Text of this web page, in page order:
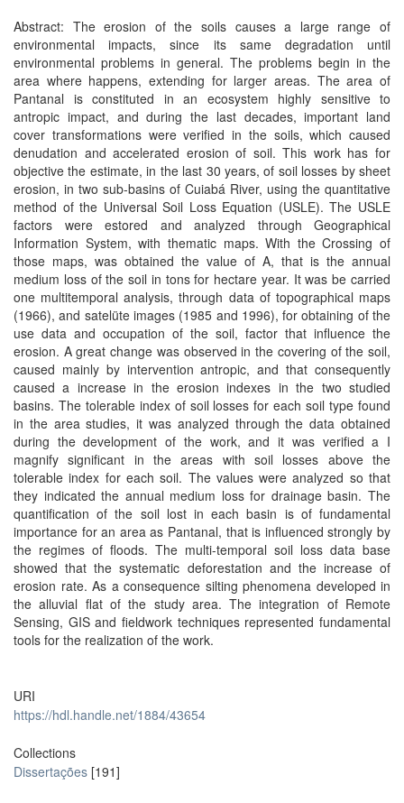
Abstract: The erosion of the soils causes a large range of
environmental impacts, since its same degradation until
environmental problems in general. The problems begin in the
area where happens, extending for larger areas. The area of
Pantanal is constituted in an ecosystem highly sensitive to
antropic impact, and during the last decades, important land
cover transformations were verified in the soils, which caused
denudation and accelerated erosion of soil. This work has for
objective the estimate, in the last 30 years, of soil losses by sheet
erosion, in two sub-basins of Cuiabá River, using the quantitative
method of the Universal Soil Loss Equation (USLE). The USLE
factors were estored and analyzed through Geographical
Information System, with thematic maps. With the Crossing of
those maps, was obtained the value of A, that is the annual
medium loss of the soil in tons for hectare year. It was be carried
one multitemporal analysis, through data of topographical maps
(1966), and satelüte images (1985 and 1996), for obtaining of the
use data and occupation of the soil, factor that influence the
erosion. A great change was observed in the covering of the soil,
caused mainly by intervention antropic, and that consequently
caused a increase in the erosion indexes in the two studied
basins. The tolerable index of soil losses for each soil type found
in the area studies, it was analyzed through the data obtained
during the development of the work, and it was verified a I
magnify significant in the areas with soil losses above the
tolerable index for each soil. The values were analyzed so that
they indicated the annual medium loss for drainage basin. The
quantification of the soil lost in each basin is of fundamental
importance for an area as Pantanal, that is influenced strongly by
the regimes of floods. The multi-temporal soil loss data base
showed that the systematic deforestation and the increase of
erosion rate. As a consequence silting phenomena developed in
the alluvial flat of the study area. The integration of Remote
Sensing, GIS and fieldwork techniques represented fundamental
tools for the realization of the work.
URI
https://hdl.handle.net/1884/43654
Collections
Dissertações [191]